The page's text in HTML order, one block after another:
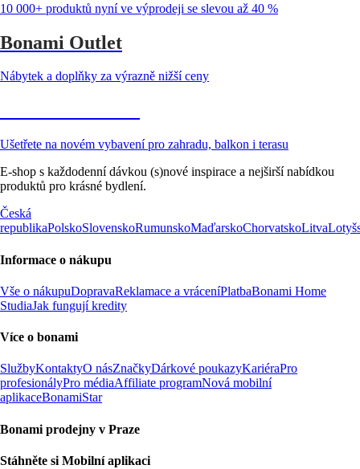
10 000+ produktů nyní ve výprodeji se slevou až 40 %
Bonami Outlet
Nábytek a doplňky za výrazně nižší ceny
Ušetřete na novém vybavení pro zahradu, balkon i terasu
E-shop s každodenní dávkou (s)nové inspirace a nejširší nabídkou
produktů pro krásné bydlení.
Česká
republikaPolskoSlovenskoRumunskoMaďarskoChorvatskoLitva
Informace o nákupu
Vše o nákupuDopravaReklamace a vráceníPlatbaBonami Home
StudiaJak fungují kredity
Více o bonami
SlužbyKontaktyO násZnačkyDárkové poukazyKariéraPro
profesionályPro médiaAffiliate programNová mobilní
aplikaceBonamiStar
Bonami prodejny v Praze
Stáhněte si Mobilní aplikaci